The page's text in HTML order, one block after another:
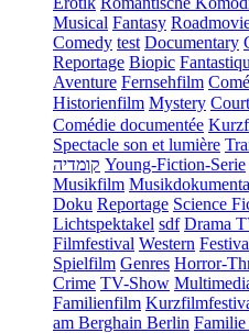
Musical Fantasy
Comedy test Documentary
Reportage Biopic
Aventure Fernsehfilm
Historienfilm Mystery
Comédie documentée
Spectacle son et lumière
קומדיה Young-Fiction-Serie
Musikfilm
Doku Reportage Science
Lichtspektakel sdf Drama
Filmfestival Western
Spielfilm Genres Horror-
Crime TV-Show
Familienfilm
am Berghain Berlin